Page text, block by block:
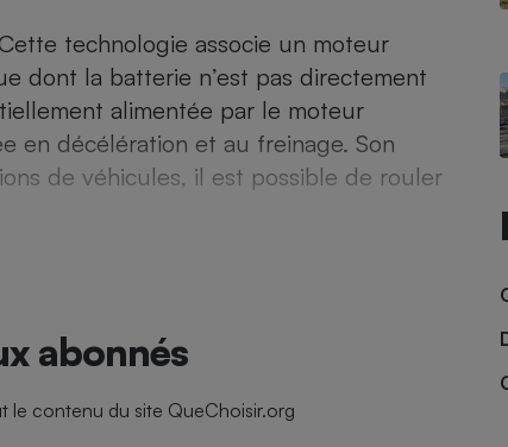
technologie associe un moteur
dont la batterie n’est pas directement
alimentée par le moteur
en décélération et au freinage. Son
de véhicules, il est possible de rouler
abonnés
le contenu du site QueChoisir.org
Foie gras
- Comment choisir une
champagne
Assurance vie
Lave-vaisselle
Ordinateur portable
Aide auditive
Crème solaire